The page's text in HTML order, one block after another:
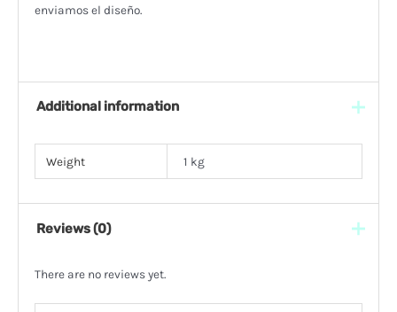
enviamos el diseño.
Additional information
Weight 1 kg
Reviews (0)
There are no reviews yet.